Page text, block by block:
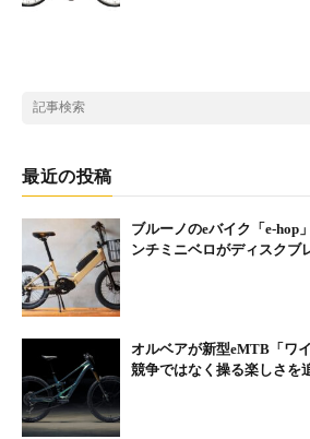
リーズを採用。これまでのスポーティな
クルーズアイ6180
インチューブバッテリーにしたことで、
直接給電するタイプのライトには、新開
つけ式オリジナル砲弾型レーザービーム
後キャリヤやマットガード、スタンドを
せたカスタマイズもできる。
最近の投稿
ブルーノのeバイク「e-
ンチミニベロがディスクブ
オルベアが新型eMTB「ワ
競争ではなく操る楽しさを